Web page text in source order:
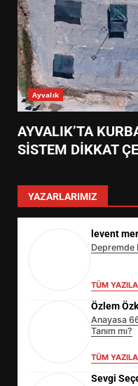
Ayvalık
AYVALIK’TA
SİSTEM DİKKAT
YAZARLARIMIZ
levent
Depremde
TÜM
Özlem
Anayasa
Tanım mı?
TÜM
Sevgi